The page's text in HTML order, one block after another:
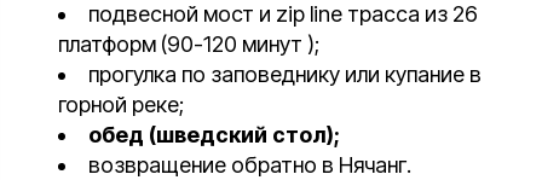
подвесной мост и zip line трасса из 26
платформ (90-120 минут );
прогулка по заповеднику или купание в
горной реке;
обед (шведский стол);
возвращение обратно в Нячанг.